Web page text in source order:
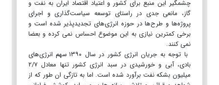
چشمگیر این منبع برای کشور و اعتیاد اقتصاد ایران به نفت و
گاز، مانعی جدی در راستای توسعه سیاست‌گذاری و اجرای
پروژه‌ها و طرح‌ها در حوزه انرژی‌های تجدیدپذیر شده است و
برخی کمترین نیازی به این موضوع احساس نمی کرده و بعضا
نمی کنند.
با توجه به جریان انرژی کشور در سال ۱۳۹۰ سهم انرژی‌های
بادی، آبی و خورشیدی در سبد انرژی کشور تنها معادل ۲/۷
میلیون بشکه نفت برآورد شده است. اما به‌ تازگی ان طور که از